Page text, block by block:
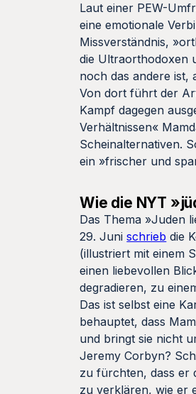
Laut einer PEW-
eine emotionale
Missverständnis,
die Ultraorthodoxen
noch das andere ist,
Von dort führt der
Kampf dagegen
Verhältnissen«
Scheinalternativen.
ein »frischer und
Wie die NYT
Das Thema »Juden
29. Junischrieb die
(illustriert mit einem
einen liebevollen
degradieren, zu
Das ist selbst eine
behauptet, dass
und bringt sie nicht
Jeremy Corbyn?
zu fürchten, dass er
zu verklären, wie er